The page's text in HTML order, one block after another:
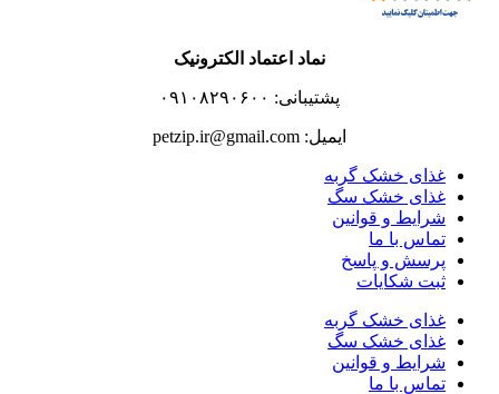
نماد اعتماد الکترونیک
پشتیبانی: ۰۹۱۰۸۲۹۰۶۰۰
ایمیل: petzip.ir@gmail.com
غذای خشک گربه
غذای خشک سگ
شرایط و قوانین
تماس با ما
پرسش و پاسخ
ثبت شکایات
غذای خشک گربه
غذای خشک سگ
شرایط و قوانین
تماس با ما